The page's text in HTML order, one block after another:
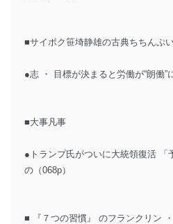
■サイボク笹埼静雄の古典ちちんぷ
●志 ・ 目標が決まると労働が“朗働”
■大事凡事
●トランプ氏がついに大統領復活 「
の（068p）
■ 『７つの習慣』 のフランクリン